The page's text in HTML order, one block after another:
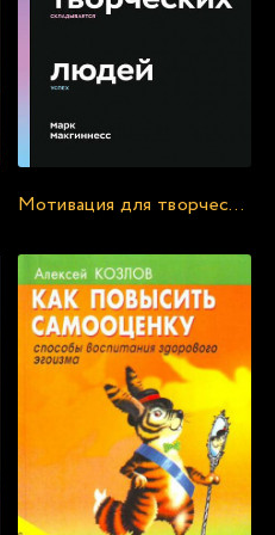
Мотивация для творческих людей. 4 элемента, из которых складывается успех - Марк Макгиннесс